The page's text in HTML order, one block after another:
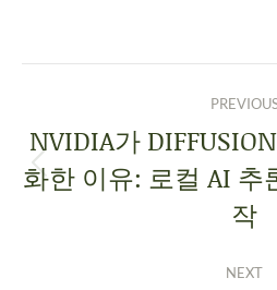
NVIDIA가
화한 이유: 로컬 AI 추
작
NEXT